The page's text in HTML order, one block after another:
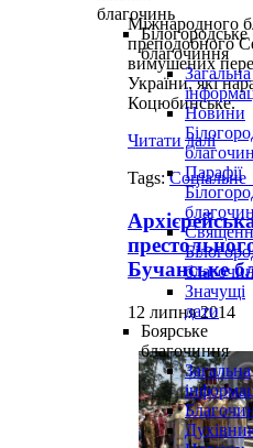
Міжнародного
преподобного
вимушених
України, які
Коцюбинське.
Читати далі
Tags:
Бучанське
12 липня 2014
благочинь
Білогородське
благочиння
Загальна
Новини
Парафії
Значущі
дати
Боярське
благочиння
Загальна